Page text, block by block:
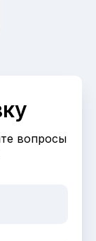
вопросы